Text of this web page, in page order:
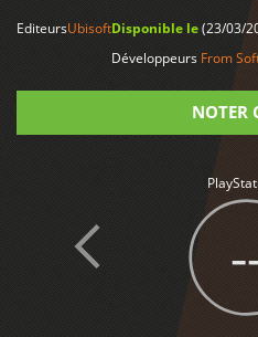
EditeursUbisoftDisponible le(23/03/
Développeurs From
NOTER